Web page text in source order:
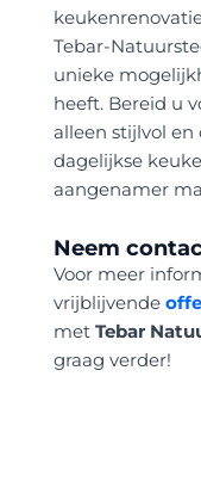
Tebar-
unieke
heeft. Bereid u
alleen stijlvol
dagelijkse
aangenamer
Neem
Voor meer
vrijblijvende
met Tebar
graag verder!